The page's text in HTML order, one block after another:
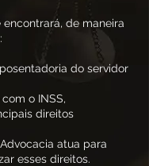
de maneira
do servidor
o INSS,
direitos
atua para
esses direitos.